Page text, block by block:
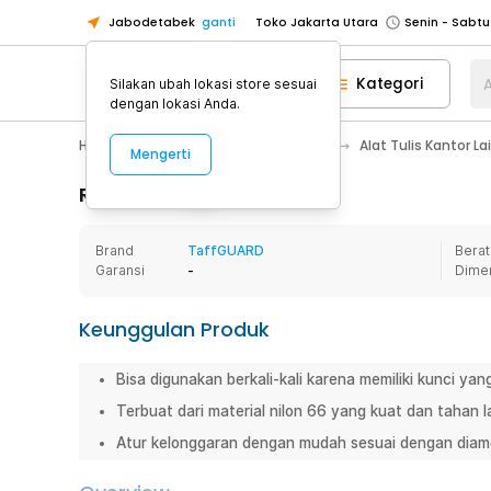
Jabodetabek ganti
Toko Jakarta Utara
Toko Tangerang
Toko Cikupa
Pick n Go Jakarta Barat
Senin -
Pick n Go Bekasi
Senin - Jumat
Senin - Jumat
Senin -
Toko Jakarta Barat
Senin -
Toko Tangerang
Pick n Go Jakarta Barat
Senin -
Pick n Go Bekasi
Senin - Jumat
Pick n Go Depok
Senin - Jumat
Kategori
Home Appliance Alat Tulis Kantor
Rincian Produk
Brand
TaffGUARD
Garansi
-
Keunggulan Produk
Bisa digunakan berkali-kali karena memiliki kunci
Terbuat dari material nilon 66 yang kuat dan tahan
Atur kelonggaran dengan mudah sesuai dengan
Silakan ubah lokasi store sesuai
dengan lokasi Anda.
Mengerti